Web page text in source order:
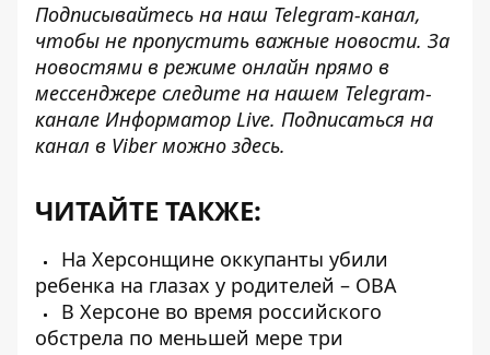
Подписывайтесь на наш Telegram-канал,
чтобы не пропустить важные новости. За
новостями в режиме онлайн прямо в
мессенджере следите на нашем Telegram-
канале Информатор Live. Подписаться на
канал в Viber можно здесь.
ЧИТАЙТЕ ТАКЖЕ:
На Херсонщине оккупанты убили
ребенка на глазах у родителей – ОВА
В Херсоне во время российского
обстрела по меньшей мере три